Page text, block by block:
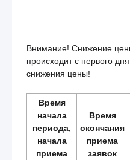
Внимание! Снижение
происходит с первого
снижения цены!
Время
начала
периода,
начала
приема
Время
окончания
приема
заявок